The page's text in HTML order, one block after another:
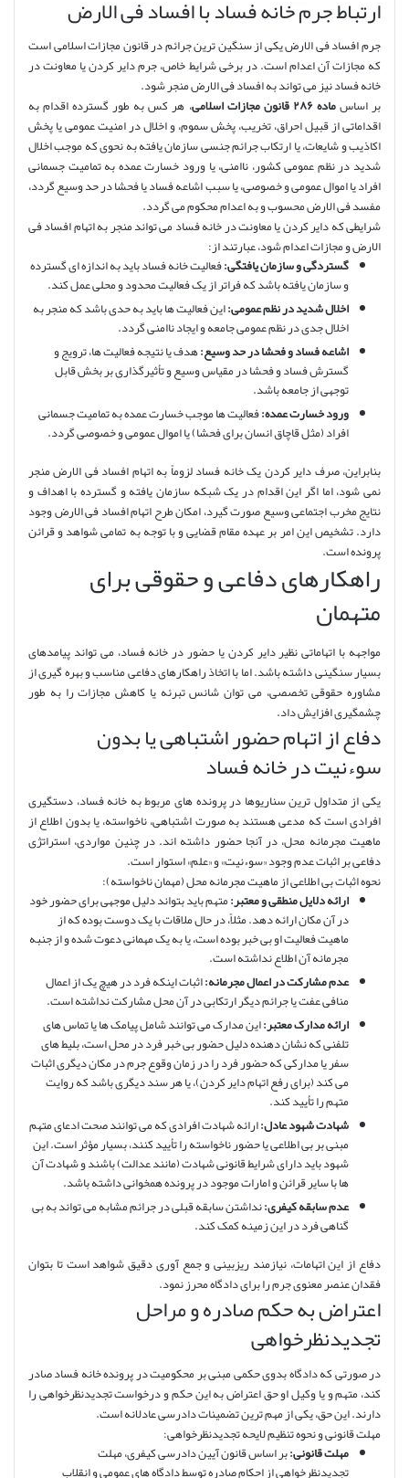
ارتباط جرم خانه فساد با افساد فی الارض
جرم افساد فی الارض یکی از سنگین ترین جرائم در قانون مجازات اسلامی است
که مجازات آن اعدام است. در برخی شرایط خاص، جرم دایر کردن یا معاونت در
خانه فساد نیز می تواند به افساد فی الارض منجر شود.
بر اساسماده ۲۸۶ قانون مجازات اسلامی
، هر کس به طور گسترده اقدام به
اقداماتی از قبیل احراق، تخریب، پخش سموم، و اخلال در امنیت عمومی یا پخش
اکاذیب و شایعات، یا ارتکاب جرائم جنسی سازمان یافته به نحوی که موجب اخلال
شدید در نظم عمومی کشور، ناامنی، یا ورود خسارت عمده به تمامیت جسمانی
افراد یا اموال عمومی و خصوصی، یا سبب اشاعه فساد یا فحشا در حد وسیع گردد،
مفسد فی الارض محسوب و به اعدام محکوم می گردد.
شرایطی که دایر کردن یا معاونت در خانه فساد می تواند منجر به اتهام افساد فی
الارض و مجازات اعدام شود، عبارتند از:
گستردگی و سازمان یافتگی:فعالیت خانه فساد باید به اندازه ای گسترده
و سازمان یافته باشد که فراتر از یک فعالیت محدود و محلی عمل کند.
اخلال شدید در نظم عمومی:این فعالیت ها باید به حدی باشد که منجر به
اخلال جدی در نظم عمومی جامعه و ایجاد ناامنی گردد.
اشاعه فساد و فحشا در حد وسیع:هدف یا نتیجه فعالیت ها، ترویج و
گسترش فساد و فحشا در مقیاس وسیع و تأثیرگذاری بر بخش قابل
توجهی از جامعه باشد.
ورود خسارت عمده:فعالیت ها موجب خسارت عمده به تمامیت جسمانی
افراد (مثل قاچاق انسان برای فحشا) یا اموال عمومی و خصوصی گردد.
بنابراین، صرف دایر کردن یک خانه فساد لزوماً به اتهام افساد فی الارض منجر
نمی شود، اما اگر این اقدام در یک شبکه سازمان یافته و گسترده با اهداف و
نتایج مخرب اجتماعی وسیع صورت گیرد، امکان طرح اتهام افساد فی الارض وجود
دارد. تشخیص این امر بر عهده مقام قضایی و با توجه به تمامی شواهد و قرائن
پرونده است.
راهکارهای دفاعی و حقوقی برای
متهمان
مواجهه با اتهاماتی نظیر دایر کردن یا حضور در خانه فساد، می تواند پیامدهای
بسیار سنگینی داشته باشد. اما با اتخاذ راهکارهای دفاعی مناسب و بهره گیری از
مشاوره حقوقی تخصصی، می توان شانس تبرئه یا کاهش مجازات را به طور
چشمگیری افزایش داد.
دفاع از اتهام حضور اشتباهی یا بدون
سوءنیت در خانه فساد
یکی از متداول ترین سناریوها در پرونده های مربوط به خانه فساد، دستگیری
افرادی است که مدعی هستند به صورت اشتباهی، ناخواسته، یا بدون اطلاع از
ماهیت مجرمانه محل، در آنجا حضور داشته اند. در چنین مواردی، استراتژی
دفاعی بر اثبات عدم وجود «سوءنیت» و «علم» استوار است.
نحوه اثبات بی اطلاعی از ماهیت مجرمانه محل (مهمان ناخواسته):
ارائه دلایل منطقی و معتبر:متهم باید بتواند دلیل موجهی برای حضور خود
در آن مکان ارائه دهد. مثلاً، در حال ملاقات با یک دوست بوده که از
ماهیت فعالیت او بی خبر بوده است، یا به یک مهمانی دعوت شده و از جنبه
مجرمانه آن اطلاع نداشته است.
عدم مشارکت در اعمال مجرمانه:اثبات اینکه فرد در هیچ یک از اعمال
منافی عفت یا جرائم دیگر ارتکابی در آن محل مشارکت نداشته است.
ارائه مدارک معتبر:این مدارک می توانند شامل پیامک ها یا تماس های
تلفنی که نشان دهنده دلیل حضور بی خبر فرد در محل است، بلیط های
سفر یا مدارکی که حضور فرد را در زمان وقوع جرم در مکان دیگری اثبات
می کند (برای رفع اتهام دایر کردن)، یا هر سند دیگری باشد که روایت
متهم را تأیید کند.
شهادت شهود عادل:ارائه شهادت افرادی که می توانند صحت ادعای متهم
مبنی بر بی اطلاعی یا حضور ناخواسته را تأیید کنند، بسیار مؤثر است. این
شهود باید دارای شرایط قانونی شهادت (مانند عدالت) باشند و شهادت آن
ها با سایر قرائن و امارات موجود در پرونده همخوانی داشته باشد.
عدم سابقه کیفری:نداشتن سابقه قبلی در جرائم مشابه می تواند به بی
گناهی فرد در این زمینه کمک کند.
دفاع از این اتهامات، نیازمند ریزبینی و جمع آوری دقیق شواهد است تا بتوان
فقدان عنصر معنوی جرم را برای دادگاه محرز نمود.
اعتراض به حکم صادره و مراحل
تجدیدنظرخواهی
در صورتی که دادگاه بدوی حکمی مبنی بر محکومیت در پرونده خانه فساد صادر
کند، متهم و یا وکیل او حق اعتراض به این حکم و درخواست تجدیدنظرخواهی را
دارند. این حق، یکی از مهم ترین تضمینات دادرسی عادلانه است.
مهلت قانونی و نحوه تنظیم لایحه تجدیدنظرخواهی:
مهلت قانونی:بر اساس قانون آیین دادرسی کیفری، مهلت
تجدیدنظرخواهی از احکام صادره توسط دادگاه های عمومی و انقلاب